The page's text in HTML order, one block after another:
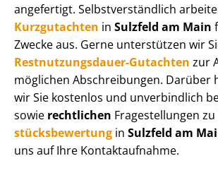
angefertigt. Selbst­ver­ständ­lich
Kurzgutachten in Sulzfeld am Main
Zwecke aus. Gerne unterstützen wir
Rest­nut­zungs­dau­er-Gutachten zur
möglichen Abschreibungen. Darüber
wir Sie kostenlos und unverbindlich
sowie rechtlichen Fragestellungen
stücks­be­wer­tung in Sulzfeld am
uns auf Ihre Kontaktaufnahme.